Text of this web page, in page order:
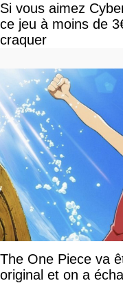
Si vous aimez
ce jeu à moins de
craquer
The One Piece va
original et on a